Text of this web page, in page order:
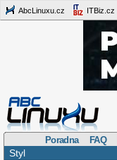
AbcLinuxu.cz ITBiz.cz
Poradna FAQ
Styl